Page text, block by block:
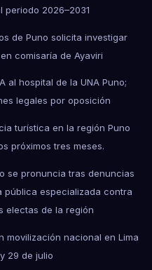
2026–2031
de Puno solicita investigar
comisaría de Ayaviri
al hospital de la UNA Puno;
legales por oposición
turística en la región Puno
próximos tres meses.
se pronuncia tras denuncias
especializada contra
electas de la región
movilización nacional en Lima
29 de julio